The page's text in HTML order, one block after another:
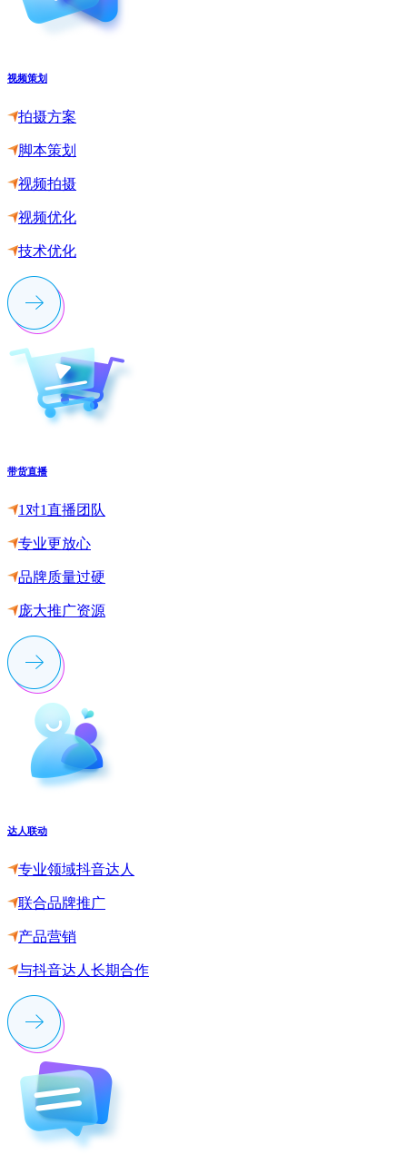
视频策划
拍摄方案
脚本策划
视频拍摄
视频优化
技术优化
带货直播
1对1直播团队
专业更放心
品牌质量过硬
庞大推广资源
达人联动
专业领域抖音达人
联合品牌推广
产品营销
与抖音达人长期合作